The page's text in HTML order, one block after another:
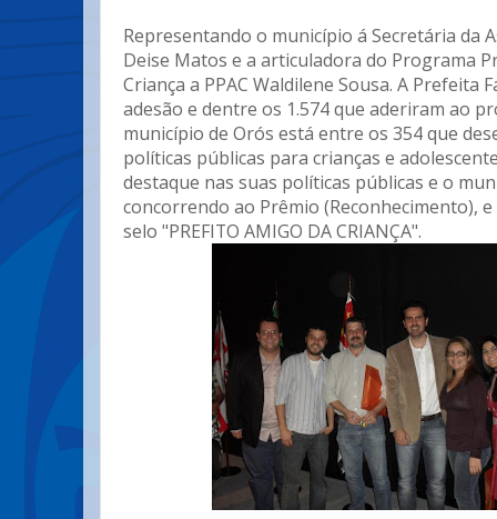
Representando o município á Secretária da
Deise Matos e a articuladora do Programa
Criança a PPAC Waldilene Sousa. A Prefeita
adesão e dentre os 1.574 que aderiram ao
município de Orós está entre os 354 que
políticas públicas para crianças e
destaque nas suas políticas públicas e o
concorrendo ao Prêmio (Reconhecimento),
selo "PREFITO AMIGO DA CRIANÇA".